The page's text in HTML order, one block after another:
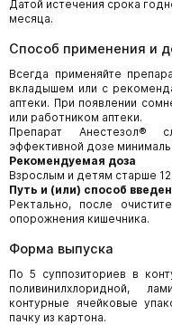
Датой истечения срока
месяца.
Способ применения и
Всегда применяйте
вкладышем или с
аптеки. При появлении
или работником аптеки.
Препарат Анестезол®
эффективной дозе
Рекомендуемая доза
Взрослым и детям старше 12
Путь и (или) способ
Ректально, после
опорожнения кишечника.
Форма выпуска
По 5 суппозиториев в
поливинилхлоридной,
контурные ячейковые
пачку из картона.